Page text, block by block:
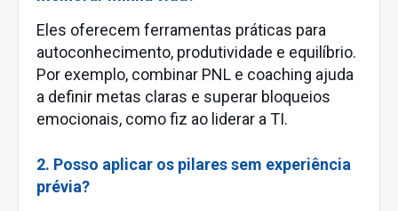
Eles oferecem ferramentas práticas para
autoconhecimento, produtividade e equilíbrio.
Por exemplo, combinar PNL e coaching ajuda
a definir metas claras e superar bloqueios
emocionais, como fiz ao liderar a TI.
2. Posso aplicar os pilares sem experiência
prévia?